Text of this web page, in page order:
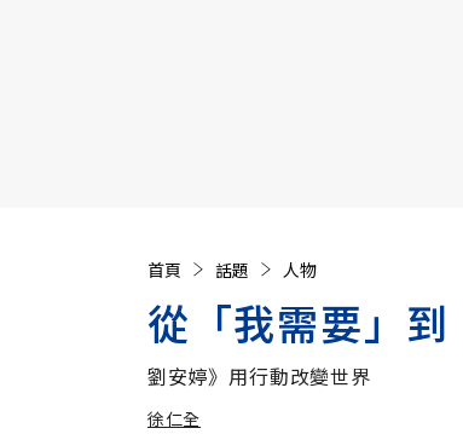
首頁 話題 人物
從「我需要」到
劉安婷》用行動改變世界
徐仁全